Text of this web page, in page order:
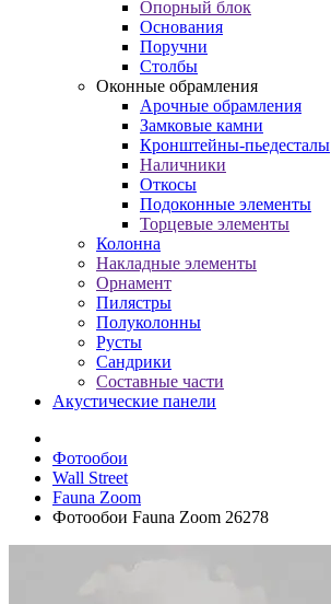
Опорный блок
Основания
Поручни
Столбы
Оконные обрамления
Арочные обрамления
Замковые камни
Кронштейны-пьедесталы
Наличники
Откосы
Подоконные элементы
Торцевые элементы
Колонна
Накладные элементы
Орнамент
Пилястры
Полуколонны
Русты
Сандрики
Составные части
Акустические панели
Фотообои
Wall Street
Fauna Zoom
Фотообои Fauna Zoom 26278